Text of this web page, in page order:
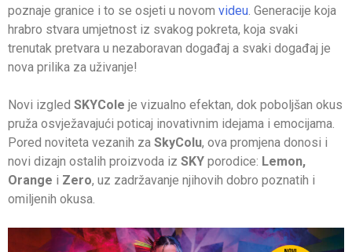
poznaje granice i to se osjeti u novom videu . Generacije koja
hrabro stvara umjetnost iz svakog pokreta, koja svaki
trenutak pretvara u nezaboravan događaj a svaki događaj je
nova prilika za uživanje!
Novi izgled SKYCole je vizualno efektan, dok poboljšan okus
pruža osvježavajući poticaj inovativnim idejama i emocijama.
Pored noviteta vezanih za SkyColu, ova promjena donosi i
novi dizajn ostalih proizvoda iz SKY porodice: Lemon,
Orange i Zero, uz zadržavanje njihovih dobro poznatih i
omiljenih okusa.